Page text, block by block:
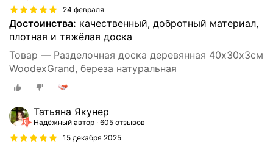
24 февраля
Достоинства: качественный, добротный материал,
плотная и тяжёлая доска
Товар — Разделочная доска деревянная 40х30х3см
WoodexGrand, береза натуральная
Татьяна Якунер
Надёжный автор 605 отзывов
15 декабря 2025